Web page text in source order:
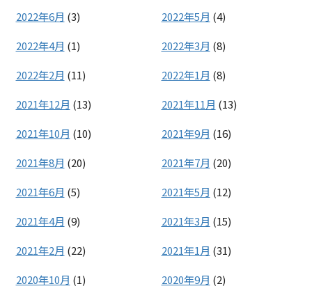
2022年6月 (3) 2022年5月 (4)
2022年4月 (1) 2022年3月 (8)
2022年2月 (11) 2022年1月 (8)
2021年12月 (13) 2021年11月 (13)
2021年10月 (10) 2021年9月 (16)
2021年8月 (20) 2021年7月 (20)
2021年6月 (5) 2021年5月 (12)
2021年4月 (9) 2021年3月 (15)
2021年2月 (22) 2021年1月 (31)
2020年10月 (1) 2020年9月 (2)